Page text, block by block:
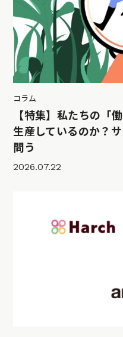
コラム
【特集】私たちの「
生産しているのか？
問う
2026.07.22